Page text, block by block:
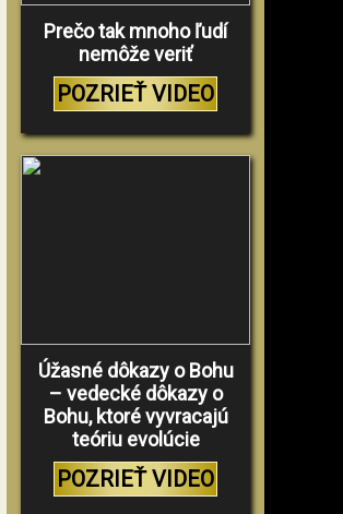
Prečo tak mnoho ľudí
nemôže veriť
POZRIEŤ VIDEO
Úžasné dôkazy o Bohu
– vedecké dôkazy o
Bohu, ktoré vyvracajú
teóriu evolúcie
POZRIEŤ VIDEO